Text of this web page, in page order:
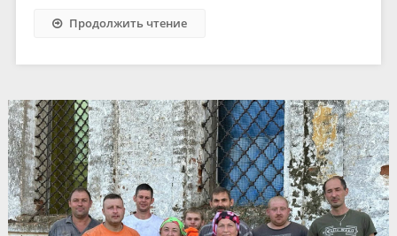
Продолжить чтение